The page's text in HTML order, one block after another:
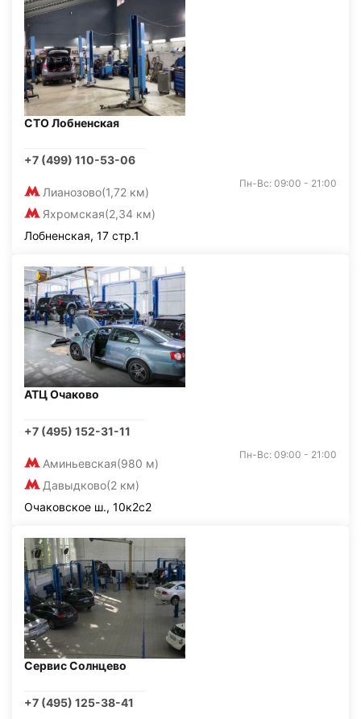
СТО Лобненская
+7 (499) 110-53-06
Лианозово(1,72 км)
Яхромская(2,34 км)
Пн-Вс: 09:00 - 21:00
Лобненская, 17 стр.1
АТЦ Очаково
+7 (495) 152-31-11
Аминьевская(980 м)
Давыдково(2 км)
Пн-Вс: 09:00 - 21:00
Очаковское ш., 10к2с2
Сервис Солнцево
+7 (495) 125-38-41